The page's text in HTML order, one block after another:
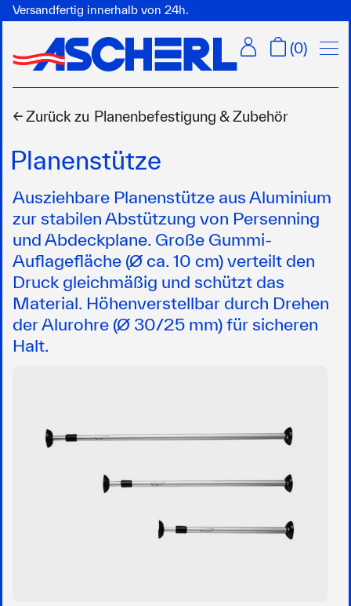
Versandfertig innerhalb von 24h.
(0)
← Zurück zu Planenbefestigung & Zubehör
Planenstütze
Ausziehbare Planenstütze aus Aluminium
zur stabilen Abstützung von Persenning
und Abdeckplane. Große Gummi-
Auflagefläche (Ø ca. 10 cm) verteilt den
Druck gleichmäßig und schützt das
Material. Höhenverstellbar durch Drehen
der Alurohre (Ø 30/25 mm) für sicheren
Halt.